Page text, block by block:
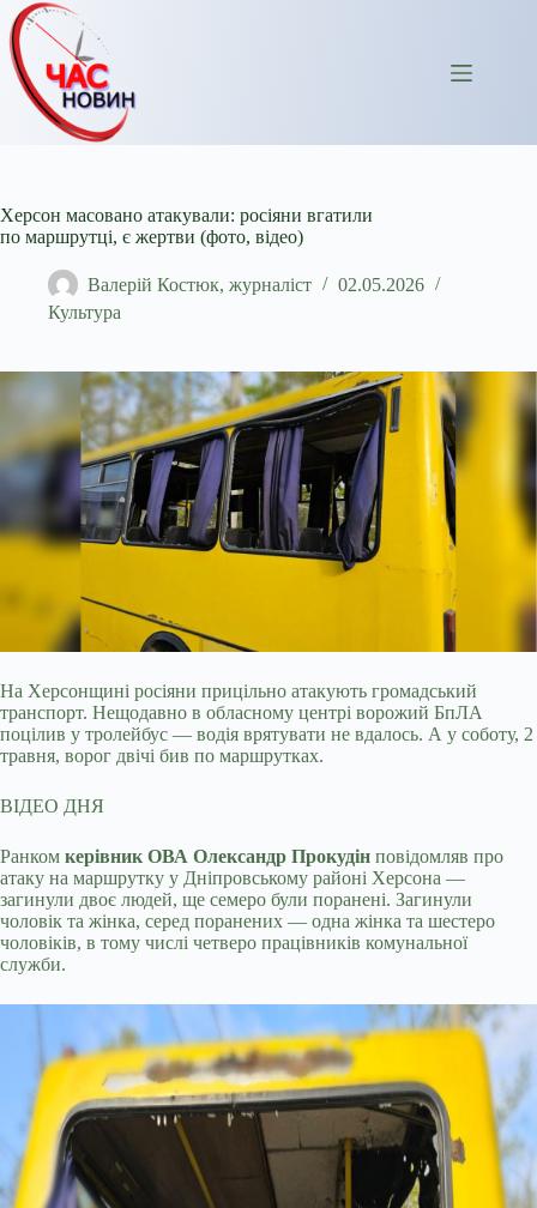
Перейти
до
вмісту
Херсон масовано атакували: росіяни вгатили
по маршрутці, є жертви (фото, відео)
Валерій Костюк, журналіст
02.05.2026
Культура
На Херсонщині росіяни прицільно атакують громадський
транспорт. Нещодавно в обласному центрі ворожий БпЛА
поцілив у тролейбус — водія врятувати не вдалось. А у соботу, 2
травня, ворог двічі бив по маршрутках.
ВІДЕО ДНЯ
Ранком керівник ОВА Олександр Прокудін повідомляв про
атаку на маршрутку у Дніпровському районі Херсона —
загинули двоє людей, ще семеро були поранені. Загинули
чоловік та жінка, серед поранених — одна жінка та шестеро
чоловіків, в тому числі четверо працівників комунальної
служби.